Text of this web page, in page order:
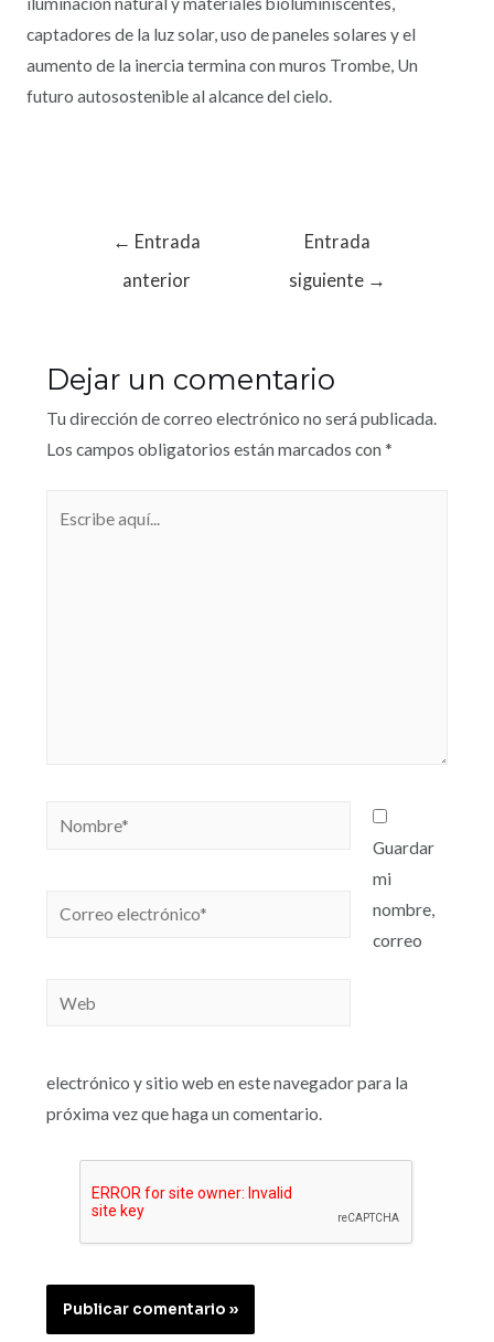
captadores de la luz solar, uso de paneles solares y el
aumento de la inercia termina con muros Trombe, Un
futuro autosostenible al alcance del cielo.
← Entrada
anterior
Entrada
siguiente →
Dejar un comentario
Tu dirección de correo electrónico no será publicada.
Los campos obligatorios están marcados con *
Guardar
mi
nombre,
correo
electrónico y sitio web en este navegador para la
próxima vez que haga un comentario.